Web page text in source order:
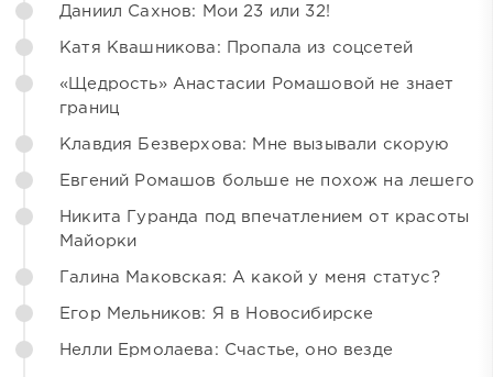
Даниил Сахнов: Мои 23 или 32!
Катя Квашникова: Пропала из соцсетей
«Щедрость» Анастасии Ромашовой не знает
границ
Клавдия Безверхова: Мне вызывали скорую
Евгений Ромашов больше не похож на лешего
Никита Гуранда под впечатлением от красоты
Майорки
Галина Маковская: А какой у меня статус?
Егор Мельников: Я в Новосибирске
Нелли Ермолаева: Счастье, оно везде